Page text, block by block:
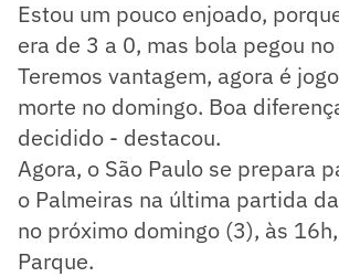
Estou um pouco enjoado,
era de 3 a 0, mas bola pegou
Teremos vantagem, agora é
morte no domingo. Boa
decidido - destacou.
Agora, o São Paulo se prepara
o Palmeiras na última partida
no próximo domingo (3), às
Parque.